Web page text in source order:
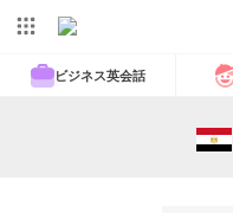
ビジネス英会話